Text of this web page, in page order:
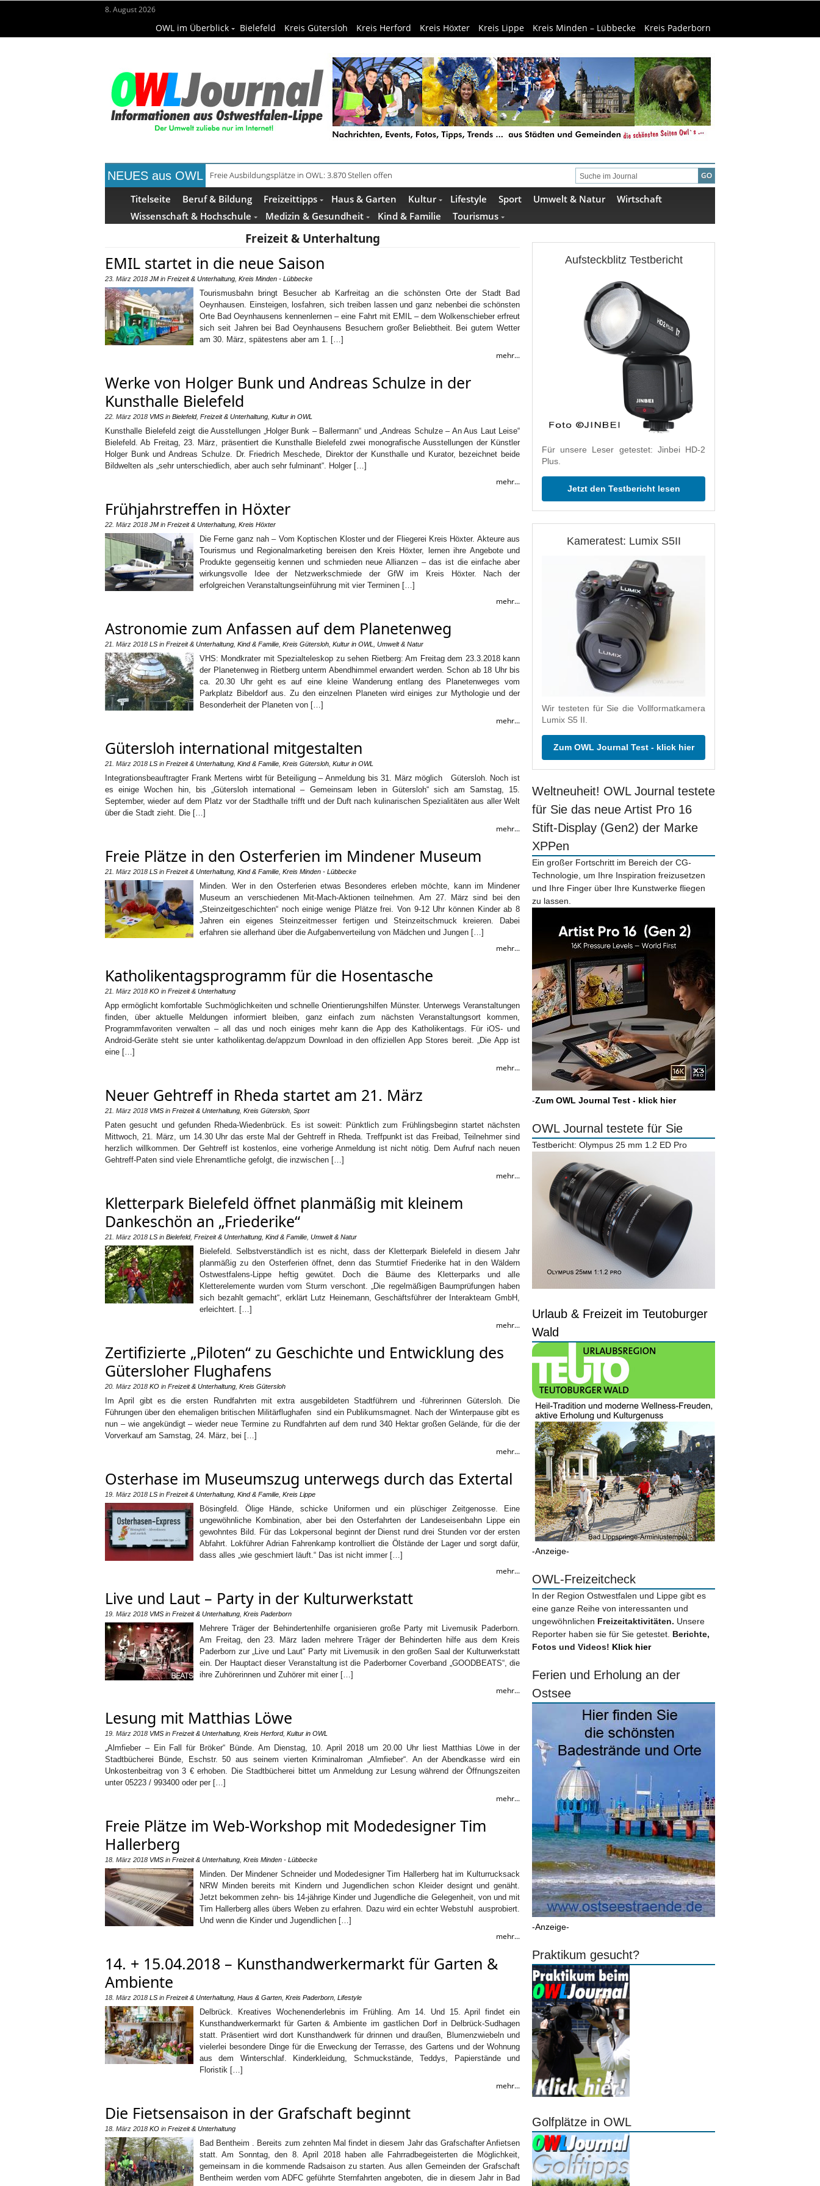
8. August 2026
OWL im Überblick Bielefeld Kreis Gütersloh Kreis Herford Kreis Höxter Kreis Lippe Kreis Minden – Lübbecke Kreis Paderborn
NEUES aus OWL Recyclingpapier in Küche und Bad schont Ressourcen
Titelseite Beruf & Bildung Freizeittipps Haus & Garten Kultur Lifestyle Sport Umwelt & Natur
Wirtschaft
Wissenschaft & Hochschule
Medizin & Gesundheit Kind & Familie Tourismus
Freizeit & Unterhaltung
EMIL startet in die neue Saison
23. März 2018 JM in Freizeit & Unterhaltung Kreis Minden - Lübbecke
Tourismusbahn bringt Besucher ab Karfreitag an die schönsten Orte der Stadt Bad
Oeynhausen. Einsteigen, losfahren, sich treiben lassen und ganz nebenbei die schönsten
Orte Bad Oeynhausens kennenlernen – eine Fahrt mit EMIL – dem Wolkenschieber erfreut
sich seit Jahren bei Bad Oeynhausens Besuchern großer Beliebtheit. Bei gutem Wetter
am 30. März, spätestens aber am 1. […]
mehr...
Werke von Holger Bunk und Andreas Schulze in der
Kunsthalle Bielefeld
22. März 2018 VMS in Bielefeld, Freizeit & Unterhaltung Kultur in OWL
Kunsthalle Bielefeld zeigt die Ausstellungen „Holger Bunk – Ballermann“ und „Andreas Schulze – An Aus Laut Leise“
Bielefeld. Ab Freitag, 23. März, präsentiert die Kunsthalle Bielefeld zwei monografische Ausstellungen der Künstler
Holger Bunk und Andreas Schulze. Dr. Friedrich Meschede, Direktor der Kunsthalle und Kurator, bezeichnet beide
Bildwelten als „sehr unterschiedlich, aber auch sehr fulminant“. Holger […]
mehr...
Frühjahrstreffen in Höxter
22. März 2018 JM in Freizeit & Unterhaltung Kreis Höxter
Die Ferne ganz nah – Vom Koptischen Kloster und der Fliegerei Kreis Höxter. Akteure aus
Tourismus und Regionalmarketing bereisen den Kreis Höxter, lernen ihre Angebote und
Produkte gegenseitig kennen und schmieden neue Allianzen – das ist die einfache aber
wirkungsvolle Idee der Netzwerkschmiede der GfW im Kreis Höxter. Nach der
erfolgreichen Veranstaltungseinführung mit vier Terminen […]
mehr...
Astronomie zum Anfassen auf dem Planetenweg
21. März 2018 LS in Freizeit & Unterhaltung Kind & Familie Kreis Gütersloh Kultur in OWL Umwelt & Natur
VHS: Mondkrater mit Spezialteleskop zu sehen Rietberg: Am Freitag dem 23.3.2018 kann
der Planetenweg in Rietberg unterm Abendhimmel erwandert werden. Schon ab 18 Uhr bis
ca. 20.30 Uhr geht es auf eine kleine Wanderung entlang des Planetenweges vom
Parkplatz Bibeldorf aus. Zu den einzelnen Planeten wird einiges zur Mythologie und der
Besonderheit der Planeten von […]
mehr...
Gütersloh international mitgestalten
21. März 2018 LS in Freizeit & Unterhaltung Kind & Familie Kreis Gütersloh Kultur in OWL
Integrationsbeauftragter Frank Mertens wirbt für Beteiligung – Anmeldung bis 31. März möglich Gütersloh. Noch ist
es einige Wochen hin, bis „Gütersloh international – Gemeinsam leben in Gütersloh“ sich am Samstag, 15.
September, wieder auf dem Platz vor der Stadthalle trifft und der Duft nach kulinarischen Spezialitäten aus aller Welt
über die Stadt zieht. Die […]
mehr...
Freie Plätze in den Osterferien im Mindener Museum
21. März 2018 LS in Freizeit & Unterhaltung Kind & Familie Kreis Minden - Lübbecke
Minden. Wer in den Osterferien etwas Besonderes erleben möchte, kann im Mindener
Museum an verschiedenen Mit-Mach-Aktionen teilnehmen. Am 27. März sind bei den
„Steinzeitgeschichten“ noch einige wenige Plätze frei. Von 9-12 Uhr können Kinder ab 8
Jahren ein eigenes Steinzeitmesser fertigen und Steinzeitschmuck kreieren. Dabei
erfahren sie allerhand über die Aufgabenverteilung von Mädchen und Jungen […]
mehr...
Katholikentagsprogramm für die Hosentasche
21. März 2018 KO in Freizeit & Unterhaltung
App ermöglicht komfortable Suchmöglichkeiten und schnelle Orientierungshilfen Münster. Unterwegs Veranstaltungen
finden, über aktuelle Meldungen informiert bleiben, ganz einfach zum nächsten Veranstaltungsort kommen,
Programmfavoriten verwalten – all das und noch einiges mehr kann die App des Katholikentags. Für iOS- und
Android-Geräte steht sie unter katholikentag.de/appzum Download in den offiziellen App Stores bereit. „Die App ist
eine […]
mehr...
Neuer Gehtreff in Rheda startet am 21. März
21. März 2018 VMS in Freizeit & Unterhaltung Kreis Gütersloh Sport
Paten gesucht und gefunden Rheda-Wiedenbrück. Es ist soweit: Pünktlich zum Frühlingsbeginn startet nächsten
Mittwoch, 21. März, um 14.30 Uhr das erste Mal der Gehtreff in Rheda. Treffpunkt ist das Freibad, Teilnehmer sind
herzlich willkommen. Der Gehtreff ist kostenlos, eine vorherige Anmeldung ist nicht nötig. Dem Aufruf nach neuen
Gehtreff-Paten sind viele Ehrenamtliche gefolgt, die inzwischen […]
mehr...
Kletterpark Bielefeld öffnet planmäßig mit kleinem
Dankeschön an „Friederike“
21. März 2018 LS in Bielefeld, Freizeit & Unterhaltung Kind & Familie Umwelt & Natur
Bielefeld. Selbstverständlich ist es nicht, dass der Kletterpark Bielefeld in diesem Jahr
planmäßig zu den Osterferien öffnet, denn das Sturmtief Friederike hat in den Wäldern
Ostwestfalens-Lippe heftig gewütet. Doch die Bäume des Kletterparks und alle
Kletterelemente wurden vom Sturm verschont. „Die regelmäßigen Baumprüfungen haben
sich bezahlt gemacht“, erklärt Lutz Heinemann, Geschäftsführer der Interakteam GmbH,
erleichtert. […]
mehr...
Zertifizierte „Piloten“ zu Geschichte und Entwicklung des
Gütersloher Flughafens
20. März 2018 KO in Freizeit & Unterhaltung Kreis Gütersloh
Im April gibt es die ersten Rundfahrten mit extra ausgebildeten Stadtführern und -führerinnen Gütersloh. Die
Führungen über den ehemaligen britischen Militärflughafen sind ein Publikumsmagnet. Nach der Winterpause gibt es
nun – wie angekündigt – wieder neue Termine zu Rundfahrten auf dem rund 340 Hektar großen Gelände, für die der
Vorverkauf am Samstag, 24. März, bei […]
mehr...
Osterhase im Museumszug unterwegs durch das Extertal
19. März 2018 LS in Freizeit & Unterhaltung Kind & Familie Kreis Lippe
Bösingfeld. Ölige Hände, schicke Uniformen und ein plüschiger Zeitgenosse. Eine
ungewöhnliche Kombination, aber bei den Osterfahrten der Landeseisenbahn Lippe ein
gewohntes Bild. Für das Lokpersonal beginnt der Dienst rund drei Stunden vor der ersten
Abfahrt. Lokführer Adrian Fahrenkamp kontrolliert die Ölstände der Lager und sorgt dafür,
dass alles „wie geschmiert läuft.“ Das ist nicht immer […]
mehr...
Live und Laut – Party in der Kulturwerkstatt
19. März 2018 VMS in Freizeit & Unterhaltung Kreis Paderborn
Mehrere Träger der Behindertenhilfe organisieren große Party mit Livemusik Paderborn.
Am Freitag, den 23. März laden mehrere Träger der Behinderten hilfe aus dem Kreis
Paderborn zur „Live und Laut“ Party mit Livemusik in den großen Saal der Kulturwerkstatt
ein. Der Hauptact dieser Veranstaltung ist die Paderborner Coverband „GOODBEATS“, die
ihre Zuhörerinnen und Zuhörer mit einer […]
mehr...
Lesung mit Matthias Löwe
19. März 2018 VMS in Freizeit & Unterhaltung Kreis Herford, Kultur in OWL
„Almfieber – Ein Fall für Bröker“ Bünde. Am Dienstag, 10. April 2018 um 20.00 Uhr liest Matthias Löwe in der
Stadtbücherei Bünde, Eschstr. 50 aus seinem vierten Kriminalroman „Almfieber“. An der Abendkasse wird ein
Unkostenbeitrag von 3 € erhoben. Die Stadtbücherei bittet um Anmeldung zur Lesung während der Öffnungszeiten
unter 05223 / 993400 oder per […]
mehr...
Freie Plätze im Web-Workshop mit Modedesigner Tim
Hallerberg
18. März 2018 VMS in Freizeit & Unterhaltung Kreis Minden - Lübbecke
Minden. Der Mindener Schneider und Modedesigner Tim Hallerberg hat im Kulturrucksack
NRW Minden bereits mit Kindern und Jugendlichen schon Kleider designt und genäht.
Jetzt bekommen zehn- bis 14-jährige Kinder und Jugendliche die Gelegenheit, von und mit
Tim Hallerberg alles übers Weben zu erfahren. Dazu wird ein echter Webstuhl ausprobiert.
Und wenn die Kinder und Jugendlichen […]
mehr...
14. + 15.04.2018 – Kunsthandwerkermarkt für Garten &
Ambiente
18. März 2018 LS in Freizeit & Unterhaltung Haus & Garten Kreis Paderborn Lifestyle
Delbrück. Kreatives Wochenenderlebnis im Frühling. Am 14. Und 15. April findet ein
Kunsthandwerkermarkt für Garten & Ambiente im gastlichen Dorf in Delbrück-Sudhagen
statt. Präsentiert wird dort Kunsthandwerk für drinnen und draußen, Blumenzwiebeln und
vielerlei besondere Dinge für die Erweckung der Terrasse, des Gartens und der Wohnung
aus dem Winterschlaf. Kinderkleidung, Schmuckstände, Teddys, Papierstände und
Floristik […]
mehr...
Die Fietsensaison in der Grafschaft beginnt
18. März 2018 KO in Freizeit & Unterhaltung
Bad Bentheim . Bereits zum zehnten Mal findet in diesem Jahr das Grafschafter Anfietsen
statt. Am Sonntag, den 8. April 2018 haben alle Fahrradbegeisterten die Möglichkeit,
gemeinsam in die kommende Radsaison zu starten. Aus allen Gemeinden der Grafschaft
Bentheim werden vom ADFC geführte Sternfahrten angeboten, die in diesem Jahr in Bad
Aufsteckblitz Testbericht
Für unsere Leser getestet: Jinbei HD-2
Plus.
Jetzt den Testbericht lesen
Kameratest: Lumix S5II
Wir testeten für Sie die Vollformatkamera
Lumix S5 II.
Zum OWL Journal Test - klick hier
Weltneuheit! OWL Journal testete
für Sie das neue Artist Pro 16
Stift-Display (Gen2) der Marke
XPPen
Ein großer Fortschritt im Bereich der CG-
Technologie, um Ihre Inspiration freizusetzen
und Ihre Finger über Ihre Kunstwerke fliegen
zu lassen.
-Zum OWL Journal Test - klick hier
OWL Journal testete für Sie
Testbericht: Olympus 25 mm 1.2 ED Pro
Urlaub & Freizeit im Teutoburger
Wald
-Anzeige-
OWL-Freizeitcheck
In der Region Ostwestfalen und Lippe gibt es
eine ganze Reihe von interessanten und
ungewöhnlichen Freizeitaktivitäten. Unsere
Reporter haben sie für Sie getestet. Berichte,
Fotos und Videos! Klick hier
Ferien und Erholung an der
Ostsee
-Anzeige-
Praktikum gesucht?
Golfplätze in OWL